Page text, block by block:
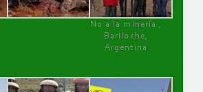
No a la minería ,
Bariloche,
Argentina